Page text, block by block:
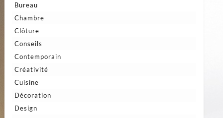
Bureau
Chambre
Clôture
Conseils
Contemporain
Créativité
Cuisine
Décoration
Design